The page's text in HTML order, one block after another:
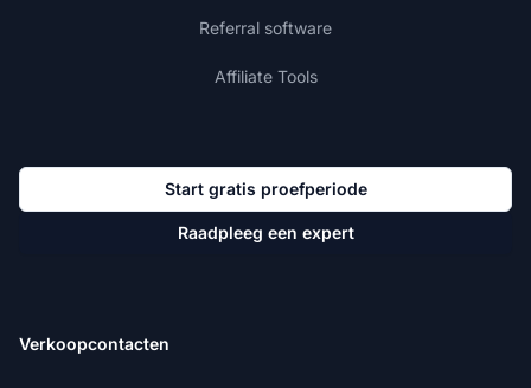
Referral software
Affiliate Tools
Start gratis proefperiode
Raadpleeg een expert
Verkoopcontacten